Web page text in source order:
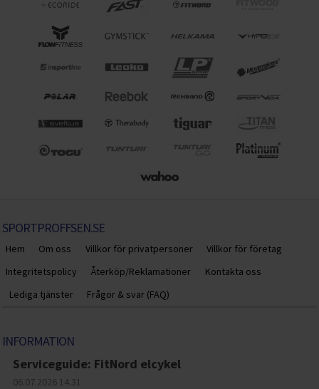
SPORTPROFFSEN.SE
Hem Om oss Villkor för privatpersoner
Villkor för företag
Integritetspolicy
Återköp/Reklamationer
Kontakta oss
Lediga tjänster
Frågor & svar (FAQ)
INFORMATION
Serviceguide: FitNord elcykel
06.07.2026 14.31